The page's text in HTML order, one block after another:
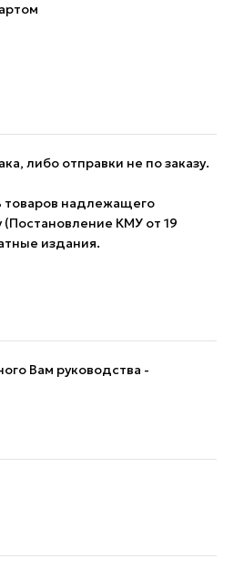
либо отправки не по заказу.
товаров надлежащего
КМУ от 19
издания.
Вам руководства -